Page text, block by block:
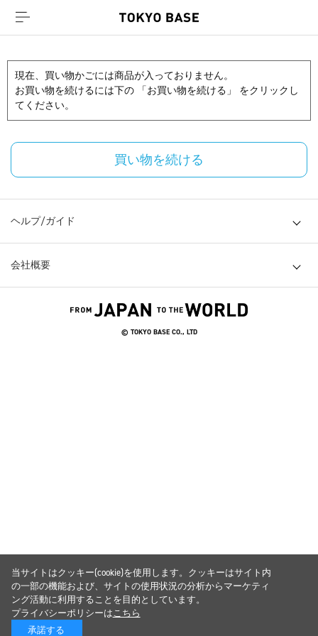
現在、買い物かごには商品が入っておりません。
お買い物を続けるには下の 「お買い物を続ける」 をクリックし
てください。
買い物を続ける
ヘルプ/ガイド
会社概要
© TOKYO BASE CO., LTD
当サイトはクッキー(cookie)を使用します。クッキーはサイト内
の一部の機能および、サイトの使用状況の分析からマーケティ
ング活動に利用することを目的としています。
プライバシーポリシーはこちら
承諾する